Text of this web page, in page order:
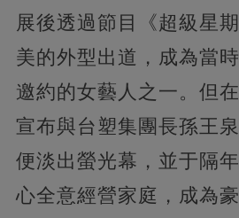
展後透過節目《超級星
美的外型出道，成為當
邀約的女藝人之一。但
宣布與台塑集團長孫王
便淡出螢光幕，並于隔
心全意經營家庭，成為